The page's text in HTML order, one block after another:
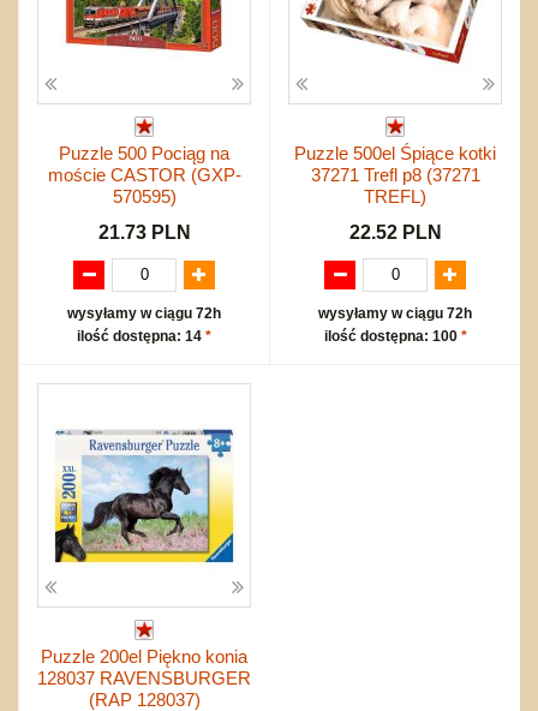
Puzzle 500 Pociąg na
moście CASTOR (GXP-
570595)
21.73 PLN
wysyłamy w ciągu 72h
ilość dostępna: 14 *
Puzzle 500el Śpiące kotki
37271 Trefl p8 (37271
TREFL)
22.52 PLN
wysyłamy w ciągu 72h
ilość dostępna: 100 *
Puzzle 200el Piękno konia
128037 RAVENSBURGER
(RAP 128037)